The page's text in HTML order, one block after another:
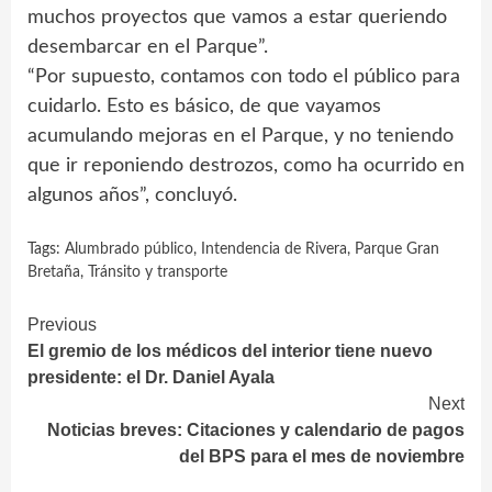
muchos proyectos que vamos a estar queriendo
desembarcar en el Parque”.
“Por supuesto, contamos con todo el público para
cuidarlo. Esto es básico, de que vayamos
acumulando mejoras en el Parque, y no teniendo
que ir reponiendo destrozos, como ha ocurrido en
algunos años”, concluyó.
Tags: Alumbrado público, Intendencia de Rivera, Parque Gran
Bretaña, Tránsito y transporte
Continue
Reading
Previous
El gremio de los médicos del interior tiene nuevo
presidente: el Dr. Daniel Ayala
Next
Noticias breves: Citaciones y calendario de pagos
del BPS para el mes de noviembre